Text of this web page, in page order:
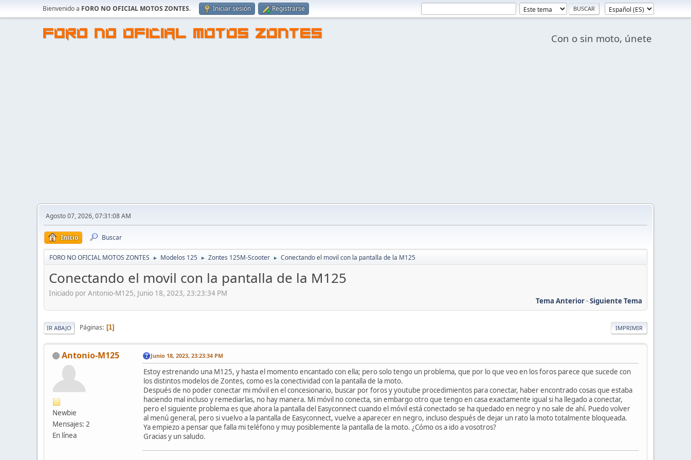
Bienvenido a FORO NO OFICIAL MOTOS ZONTES. Iniciar sesión Registrarse
FORO NO OFICIAL MOTOS ZONTES Con o sin moto, únete
Agosto 07, 2026, 07:31:08 AM
Inicio Buscar
FORO NO OFICIAL MOTOS ZONTES ► Modelos 125 ► Zontes 125M-Scooter ► Conectando el movil con la pantalla de la M125
Conectando el movil con la pantalla de la M125
Iniciado por Antonio-M125, Junio 18, 2023, 23:23:34 PM
Tema Anterior-Siguiente Tema
IMPRIMIR
IR ABAJO Páginas 1
Antonio-M125
Newbie
Mensajes: 2
En línea
Junio 18, 2023, 23:23:34 PM
Estoy estrenando una M125, y hasta el momento encantado con ella; pero solo tengo un problema, que por lo que veo en los foros parece que sucede con
los distintos modelos de Zontes, como es la conectividad con la pantalla de la moto.
Después de no poder conectar mi móvil en el concesionario, buscar por foros y youtube procedimientos para conectar, haber encontrado cosas que estaba
haciendo mal incluso y remediarlas, no hay manera. Mi móvil no conecta, sin embargo otro que tengo en casa exactamente igual si ha llegado a conectar,
pero el siguiente problema es que ahora la pantalla del Easyconnect cuando el móvil está conectado se ha quedado en negro y no sale de ahí. Puedo volver
al menú general, pero si vuelvo a la pantalla de Easyconnect, vuelve a aparecer en negro, incluso después de dejar un rato la moto totalmente bloqueada.
Ya empiezo a pensar que falla mi teléfono y muy posiblemente la pantalla de la moto. ¿Cómo os a ido a vosotros?
Gracias y un saludo.